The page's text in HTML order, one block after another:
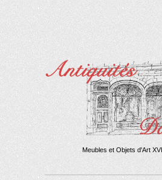
Meubles et Objets d'Art